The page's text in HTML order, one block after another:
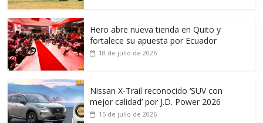
Hero abre nueva tienda en Quito y
fortalece su apuesta por Ecuador
18 de julio de 2026
Nissan X-Trail reconocido ‘SUV con
mejor calidad’ por J.D. Power 2026
15 de julio de 2026